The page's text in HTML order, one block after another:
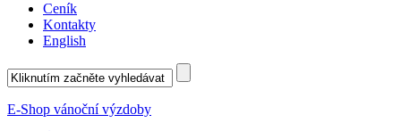
Ceník
Kontakty
English
E-Shop vánoční výzdoby